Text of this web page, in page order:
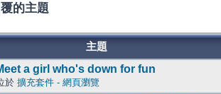
的主題
主題
a girl who's down for fun
於 擴充套件 - 網頁瀏覽